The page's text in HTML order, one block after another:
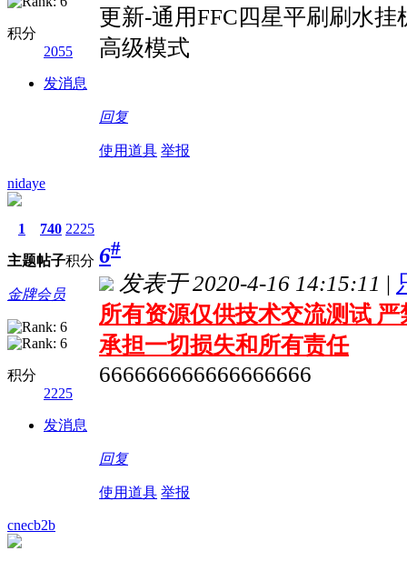
积分
2055
发消息
更新-通用FFC四星平刷刷水挂
高级模式
回复
使用道具 举报
nidaye
1
主题
740
帖子
2225
积分
金牌会员
积分
2225
发消息
6#
发表于 2020-4-16 14:15:11 |
所有资源仅供技术交流测试
承担一切损失和所有责任
666666666666666666
回复
使用道具 举报
cnecb2b